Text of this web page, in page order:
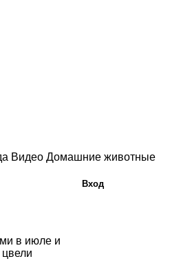
Видео Домашние животные
в июле и
Вход